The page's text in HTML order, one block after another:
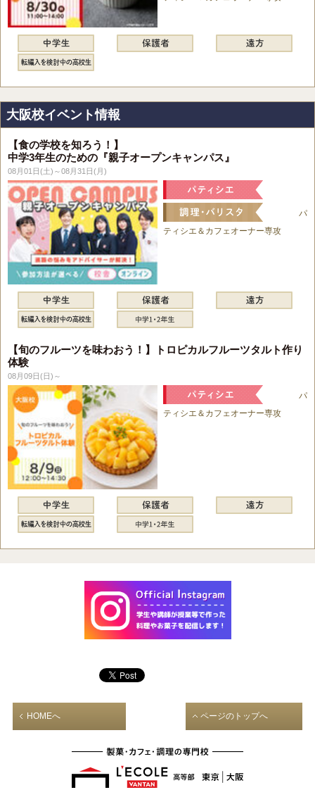
大阪校イベント情報
【食の学校を知ろう！】
中学3年生のための『親子オープンキャンパス』
08月01日(土)～08月31日(月)
パ
ティシエ＆カフェオーナー専攻
【旬のフルーツを味わおう！】トロピカルフルーツタルト作り
体験
08月09日(日)～
パ
ティシエ＆カフェオーナー専攻
HOMEへ ページのトップへ